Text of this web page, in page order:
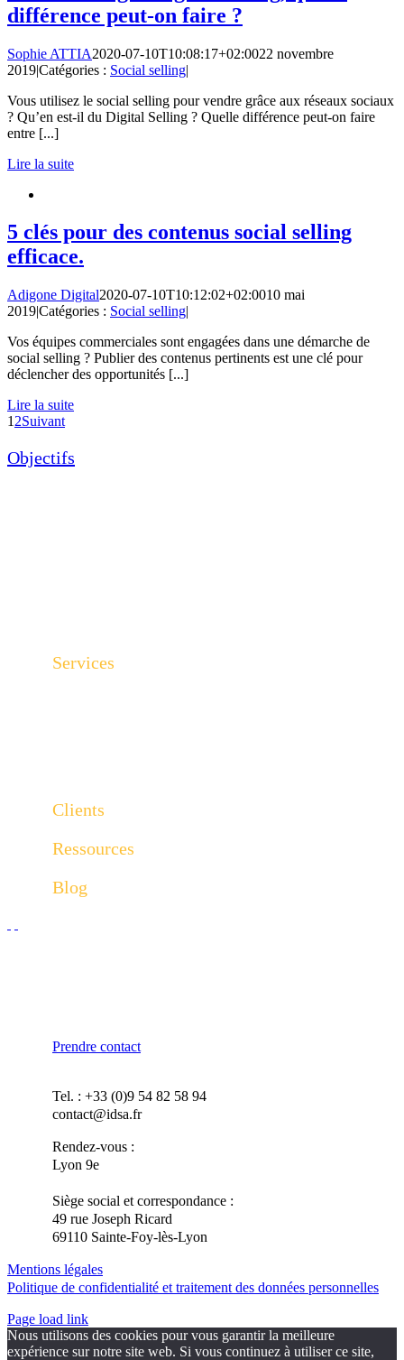
différence peut-on faire ?
Sophie ATTIA2020-07-10T10:08:17+02:0022 novembre
2019|Catégories : Social selling|
Vous utilisez le social selling pour vendre grâce aux réseaux sociaux
? Qu’en est-il du Digital Selling ? Quelle différence peut-on faire
entre [...]
Lire la suite
5 clés pour des contenus social selling
efficace.
Adigone Digital2020-07-10T10:12:02+02:0010 mai
2019|Catégories : Social selling|
Vos équipes commerciales sont engagées dans une démarche de
social selling ? Publier des contenus pertinents est une clé pour
déclencher des opportunités [...]
Lire la suite
1 2Suivant
Objectifs
Services
Clients
Ressources
Blog
Prendre contact
Tel. : +33 (0)9 54 82 58 94
contact@idsa.fr
Rendez-vous :
Lyon 9e
Siège social et correspondance :
49 rue Joseph Ricard
69110 Sainte-Foy-lès-Lyon
Mentions légales
Politique de confidentialité et traitement des données personnelles
Page load link
Nous utilisons des cookies pour vous garantir la meilleure
expérience sur notre site web. Si vous continuez à utiliser ce site,